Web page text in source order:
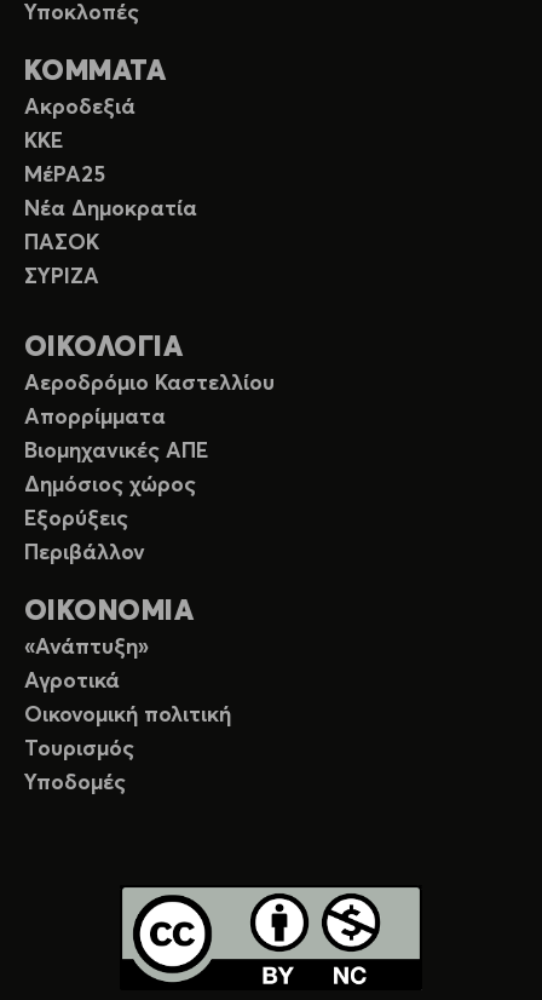
Υποκλοπές
ΚΟΜΜΑΤΑ
Ακροδεξιά
ΚΚΕ
ΜέΡΑ25
Νέα Δημοκρατία
ΠΑΣΟΚ
ΣΥΡΙΖΑ
ΟΙΚΟΛΟΓΙΑ
Αεροδρόμιο Καστελλίου
Απορρίμματα
Βιομηχανικές ΑΠΕ
Δημόσιος χώρος
Εξορύξεις
Περιβάλλον
ΟΙΚΟΝΟΜΙΑ
«Ανάπτυξη»
Αγροτικά
Οικονομική πολιτική
Τουρισμός
Υποδομές